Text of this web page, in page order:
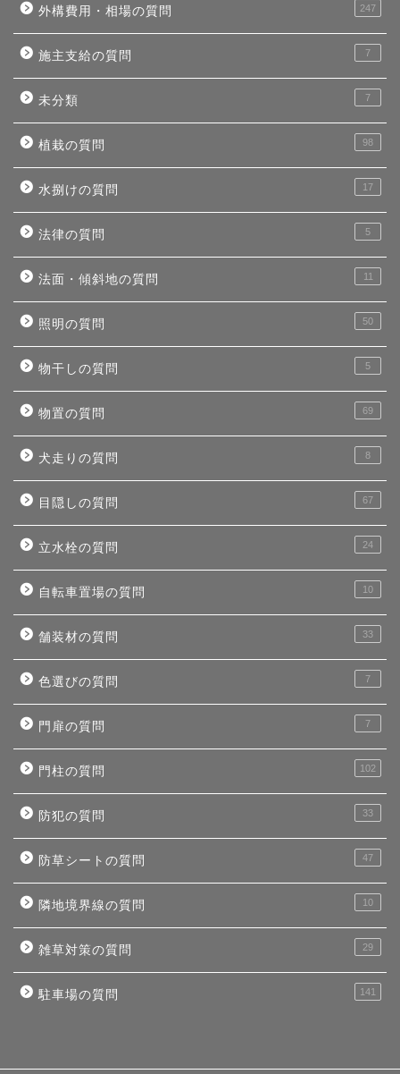
外構費用・相場の質問 247
施主支給の質問 7
未分類 7
植栽の質問 98
水捌けの質問 17
法律の質問 5
法面・傾斜地の質問 11
照明の質問 50
物干しの質問 5
物置の質問 69
犬走りの質問 8
目隠しの質問 67
立水栓の質問 24
自転車置場の質問 10
舗装材の質問 33
色選びの質問 7
門扉の質問 7
門柱の質問 102
防犯の質問 33
防草シートの質問 47
隣地境界線の質問 10
雑草対策の質問 29
駐車場の質問 141